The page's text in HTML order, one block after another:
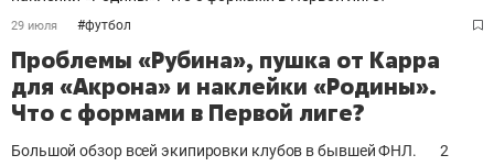
29 июля #футбол
Проблемы «Рубина», пушка от Kappa
для «Акрона» и наклейки «Родины».
Что с формами в Первой лиге?
Большой обзор всей экипировки клубов в бывшей ФНЛ. 2